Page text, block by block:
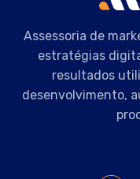
Assessoria de
estratégias
resultados
desenvolvimento,